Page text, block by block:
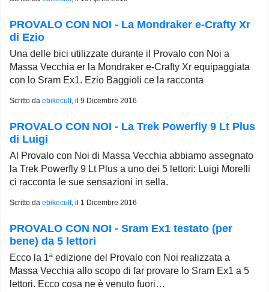
PROVALO CON NOI - La Mondraker e-Crafty Xr
di Ezio
Una delle bici utilizzate durante il Provalo con Noi a
Massa Vecchia er la Mondraker e-Crafty Xr equipaggiata
con lo Sram Ex1. Ezio Baggioli ce la racconta
Scritto da ebikecult, il 9 Dicembre 2016
PROVALO CON NOI - La Trek Powerfly 9 Lt Plus
di Luigi
Al Provalo con Noi di Massa Vecchia abbiamo assegnato
la Trek Powerfly 9 Lt Plus a uno dei 5 lettori: Luigi Morelli
ci racconta le sue sensazioni in sella.
Scritto da ebikecult, il 1 Dicembre 2016
PROVALO CON NOI - Sram Ex1 testato (per
bene) da 5 lettori
Ecco la 1ª edizione del Provalo con Noi realizzata a
Massa Vecchia allo scopo di far provare lo Sram Ex1 a 5
lettori. Ecco cosa ne è venuto fuori…